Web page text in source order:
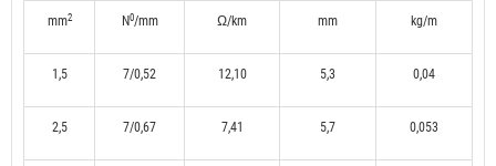
mm2 N0/mm Ω/km mm kg/m
1,5 7/0,52 12,10 5,3 0,04
2,5 7/0,67 7,41 5,7 0,053